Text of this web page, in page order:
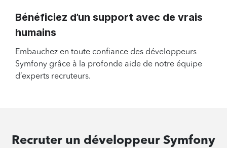
Bénéficiez d’un support avec de vrais
humains
Embauchez en toute confiance des développeurs
Symfony grâce à la profonde aide de notre équipe
d’experts recruteurs.
Recruter un développeur Symfony